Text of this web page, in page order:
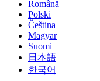
Română
Polski
Čeština
Magyar
Suomi
日本語
한국어